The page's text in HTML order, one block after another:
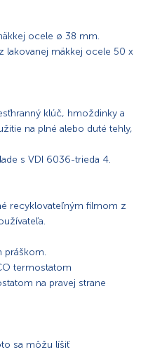
ocele ø 38 mm.
lakovanej mäkkej ocele 50 x
klúč, hmoždinky a
na plné alebo duté tehly,
s VDI 6036-trieda 4.
recyklovateľným filmom z
práškom.
termostatom
na pravej strane
sa môžu líšiť